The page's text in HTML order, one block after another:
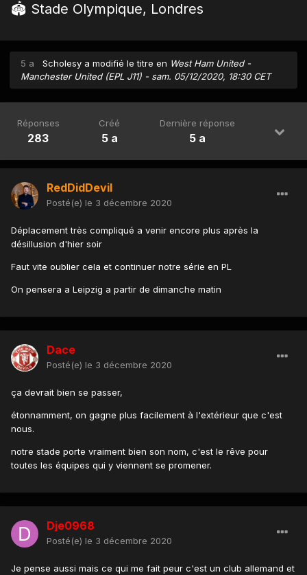
🏟 Stade Olympique, Londres
5 a Scholesy a modifié le titre en West Ham United -
Manchester United (EPL J11) - sam. 05/12/2020, 18:30 CET
Réponses
283
Créé
5 a
Dernière réponse
5 a
RedDidDevil
Posté(e) le 3 décembre 2020
Déplacement très compliqué a venir encore plus après la
désillusion d'hier soir
Faut vite oublier cela et continuer notre série en PL
On pensera a Leipzig a partir de dimanche matin
Dace
Posté(e) le 3 décembre 2020
ça devrait bien se passer,
étonnamment, on gagne plus facilement à l'extérieur que c'est
nous.
notre stade porte vraiment bien son nom, c'est le rêve pour
toutes les équipes qui y viennent se promener.
Dje0968
Posté(e) le 3 décembre 2020
Je pense aussi mais ce qui me fait peur c'est un club allemand et